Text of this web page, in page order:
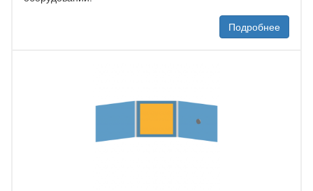
Подробнее